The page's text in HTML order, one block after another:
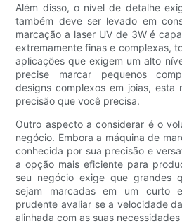
Além disso, o nível de detalhe
também deve ser levado em
marcação a laser UV de 3W é
extremamente finas e complexas,
aplicações que exigem um alto
precise marcar pequenos
designs complexos em joias, esta
precisão que você precisa.
Outro aspecto a considerar é o
negócio. Embora a máquina de
conhecida por sua precisão e
a opção mais eficiente para
seu negócio exige que grandes
sejam marcadas em um curto
prudente avaliar se a velocidade
alinhada com as suas